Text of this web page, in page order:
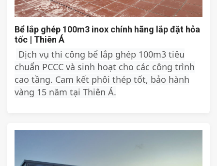
Bể lắp ghép 100m3 inox chính hãng lắp đặt hỏa
tốc | Thiên Á
Dịch vụ thi công bể lắp ghép 100m3 tiêu
chuẩn PCCC và sinh hoạt cho các công trình
cao tầng. Cam kết phôi thép tốt, bảo hành
vàng 15 năm tại Thiên Á.